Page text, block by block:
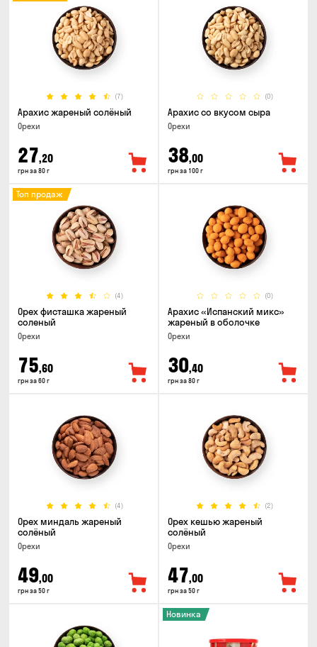
(7)
Арахис жареный солёный
Орехи
27,20
грн за 80 г
(0)
Арахис со вкусом сыра
Орехи
38,00
грн за 100 г
(4)
Топ продаж
Орех фисташка жареный
соленый
Орехи
75,60
грн за 60 г
(0)
Арахис «Испанский микс»
жареный в оболочке
Орехи
30,40
грн за 80 г
(4)
Орех миндаль жареный
солёный
Орехи
49,00
грн за 50 г
(2)
Орех кешью жареный
солёный
Орехи
47,00
грн за 50 г
Новинка